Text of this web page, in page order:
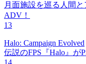
月面施設を巡る人間
ADV！
13
Halo: Campaign Evolved
伝説のFPS『Halo』が
14